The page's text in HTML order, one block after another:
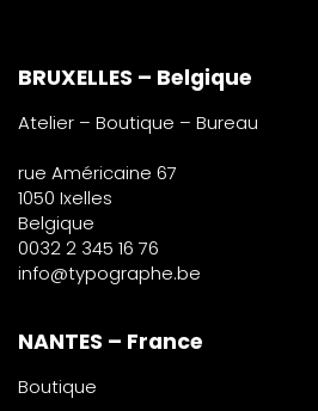
BRUXELLES – Belgique
Atelier – Boutique – Bureau
rue Américaine 67
1050 Ixelles
Belgique
0032 2 345 16 76
info@typographe.be
NANTES – France
Boutique